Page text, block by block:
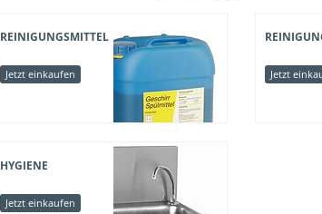
REINIGUNGSMITTEL
Jetzt einkaufen Jetzt
HYGIENE
Jetzt einkaufen